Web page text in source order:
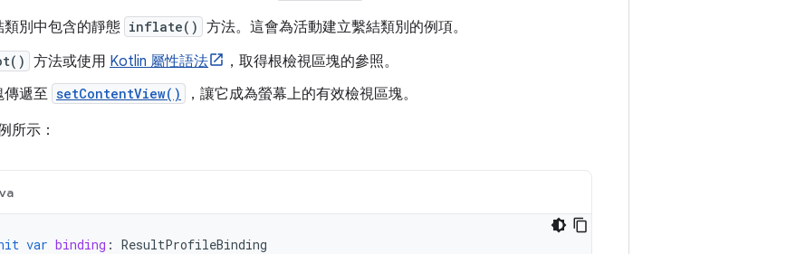
別中包含的靜態 inflate() 方法。這會為活動建立繫結類別的例項。
方法或使用 Kotlin 屬性語法
，取得根檢視區塊的參照。
傳遞至 setContentView()
，讓它成為螢幕上的有效檢視區塊。
所示：
var binding : ResultProfileBinding